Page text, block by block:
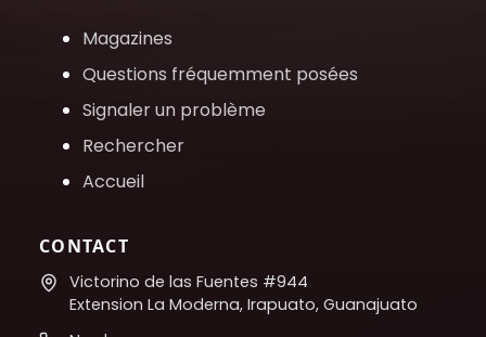
Magazines
Questions fréquemment posées
Signaler un problème
Rechercher
Accueil
CONTACT
Victorino de las Fuentes #944
Extension La Moderna, Irapuato, Guanajuato